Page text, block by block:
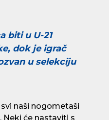
biti u U-21
dok je igrač
u selekciju
naši nogometaši
će nastaviti s